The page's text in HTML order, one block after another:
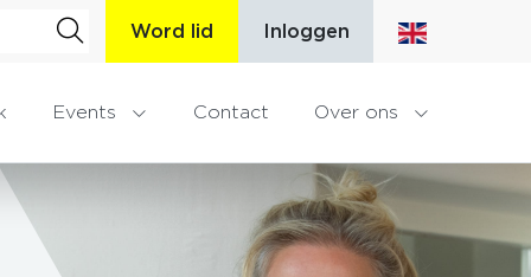
Word lid Inloggen
Events Contact Over ons